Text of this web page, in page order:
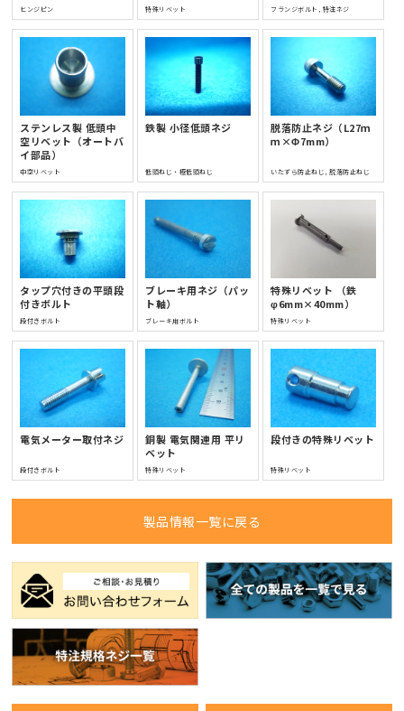
ヒンジピン 特殊リベット フランジボルト, 特注ネジ
ステンレス製 低頭中
空リベット（オートバ
イ部品）
中空リベット
鉄製 小径低頭ネジ
低頭ねじ・極低頭ねじ
脱落防止ネジ（L27ｍ
ｍ×Φ7mm）
いたずら防止ねじ, 脱落防止ねじ
タップ穴付きの平頭段
付きボルト
段付きボルト
ブレーキ用ネジ（パッ
ト軸）
ブレーキ用ボルト
特殊リベット （鉄
φ6mm×40mm）
特殊リベット
電気メーター取付ネジ
段付きボルト
銅製 電気関連用 平リ
ベット
特殊リベット
段付きの特殊リベット
特殊リベット
製品情報一覧に戻る